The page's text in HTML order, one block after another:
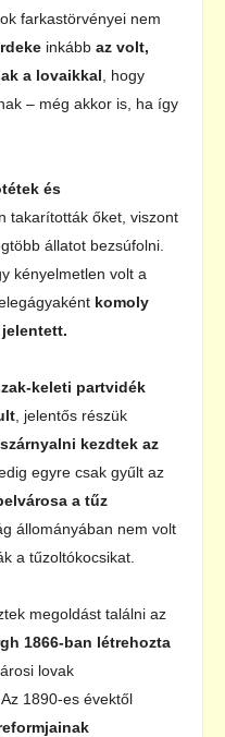
farkastörvényei nem
inkább az volt,
a lovaikkal , hogy
– még akkor is, ha így
és
takarították őket, viszont
állatot bezsúfolni.
kényelmetlen volt a
komoly
keleti partvidék
, jelentős részük
szárnyalni kezdtek az
egyre csak gyűlt az
a tűz
állományában nem volt
a tűzoltókocsikat.
megoldást találni az
1866-ban létrehozta
lovak
1890-es évektől